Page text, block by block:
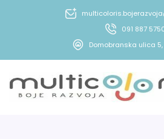
091 887
Domobranska ulica 5,